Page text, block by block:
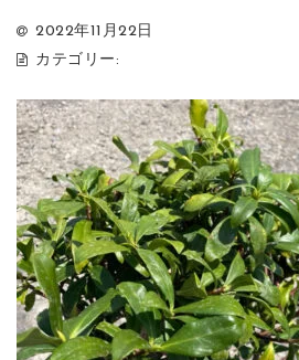
2022年11月22日
カテゴリー: